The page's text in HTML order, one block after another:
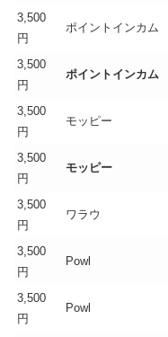
3,500
円
ポイントインカム
3,500
円
ポイントインカム
3,500
円
モッピー
3,500
円
モッピー
3,500
円
ワラウ
3,500
円
Powl
3,500
円
Powl